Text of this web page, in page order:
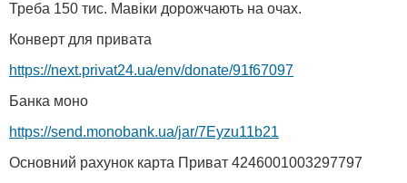
Треба 150 тис. Мавіки дорожчають на очах.
Конверт для привата
https://next.privat24.ua/env/donate/91f67097
Банка моно
https://send.monobank.ua/jar/7Eyzu11b21
Основний рахунок карта Приват 4246001003297797